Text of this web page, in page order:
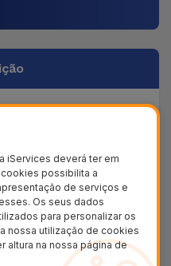
qualidade
+ 40
+ 100.000
36 Meses
iServices deverá ter em
possibilita a
de serviços e
Os seus dados
para personalizar os
nossa utilização de cookies
altura na nossa página de